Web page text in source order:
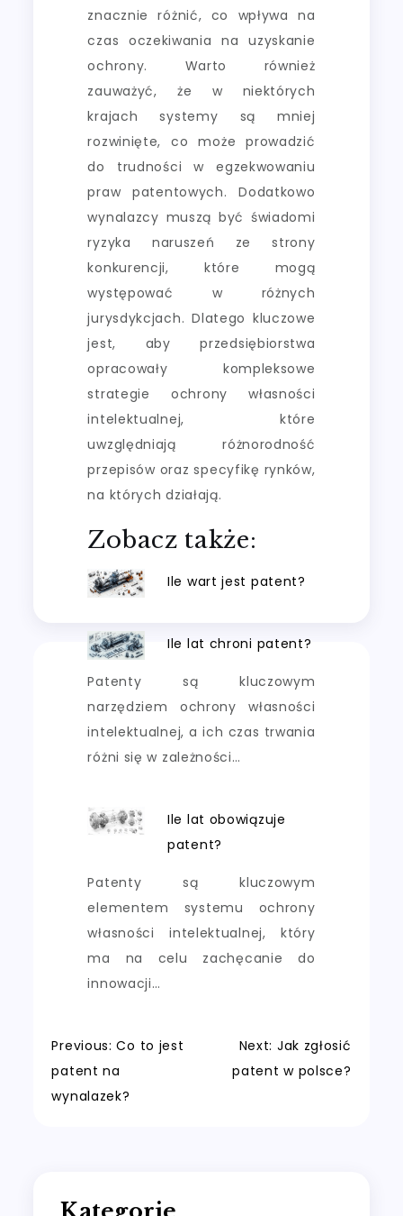
znacznie różnić, co wpływa na
czas oczekiwania na uzyskanie
ochrony. Warto również
zauważyć, że w niektórych
krajach systemy są mniej
rozwinięte, co może prowadzić
do trudności w egzekwowaniu
praw patentowych. Dodatkowo
wynalazcy muszą być świadomi
ryzyka naruszeń ze strony
konkurencji, które mogą
występować w różnych
jurysdykcjach. Dlatego kluczowe
jest, aby przedsiębiorstwa
opracowały kompleksowe
strategie ochrony własności
intelektualnej, które
uwzględniają różnorodność
przepisów oraz specyfikę rynków,
na których działają.
Zobacz także:
Ile wart jest patent?
Ile lat chroni patent?
Patenty są kluczowym
narzędziem ochrony własności
intelektualnej, a ich czas trwania
różni się w zależności…
Ile lat obowiązuje
patent?
Patenty są kluczowym
elementem systemu ochrony
własności intelektualnej, który
ma na celu zachęcanie do
innowacji…
Nawigacja
wpisu
Previous: Co to jest
patent na
wynalazek?
Next: Jak zgłosić
patent w polsce?